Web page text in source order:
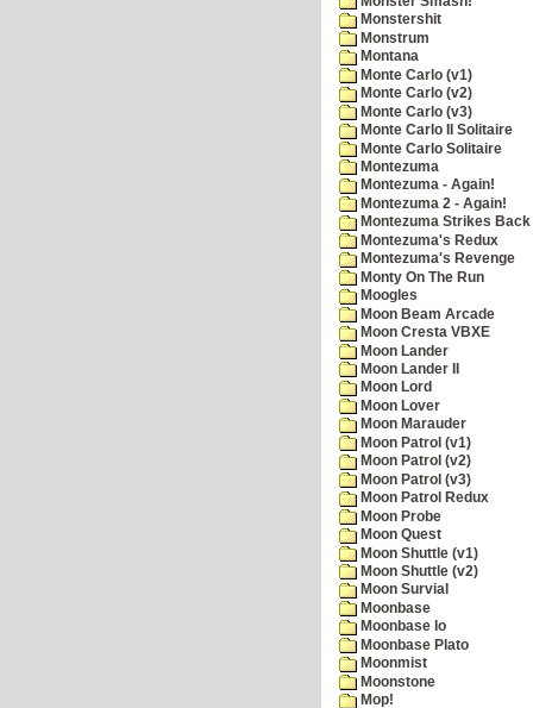
Monstershit
Monstrum
Montana
Monte Carlo (v1)
Monte Carlo (v2)
Monte Carlo (v3)
Monte Carlo II Solitaire
Monte Carlo Solitaire
Montezuma
Montezuma - Again!
Montezuma 2 - Again!
Montezuma Strikes Back
Montezuma's Redux
Montezuma's Revenge
Monty On The Run
Moogles
Moon Beam Arcade
Moon Cresta VBXE
Moon Lander
Moon Lander II
Moon Lord
Moon Lover
Moon Marauder
Moon Patrol (v1)
Moon Patrol (v2)
Moon Patrol (v3)
Moon Patrol Redux
Moon Probe
Moon Quest
Moon Shuttle (v1)
Moon Shuttle (v2)
Moon Survial
Moonbase
Moonbase Io
Moonbase Plato
Moonmist
Moonstone
Mop!